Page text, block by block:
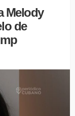
Melody
de